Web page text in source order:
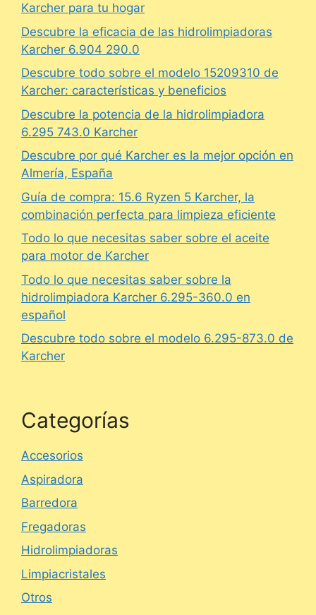
Karcher para tu hogar
Descubre la eficacia de las hidrolimpiadoras
Karcher 6.904 290.0
Descubre todo sobre el modelo 15209310 de
Karcher: características y beneficios
Descubre la potencia de la hidrolimpiadora
6.295 743.0 Karcher
Descubre por qué Karcher es la mejor opción en
Almería, España
Guía de compra: 15.6 Ryzen 5 Karcher, la
combinación perfecta para limpieza eficiente
Todo lo que necesitas saber sobre el aceite
para motor de Karcher
Todo lo que necesitas saber sobre la
hidrolimpiadora Karcher 6.295-360.0 en
español
Descubre todo sobre el modelo 6.295-873.0 de
Karcher
Categorías
Accesorios
Aspiradora
Barredora
Fregadoras
Hidrolimpiadoras
Limpiacristales
Otros